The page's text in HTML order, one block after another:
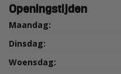
Openingstijden
Maandag:
Dinsdag:
Woensdag: